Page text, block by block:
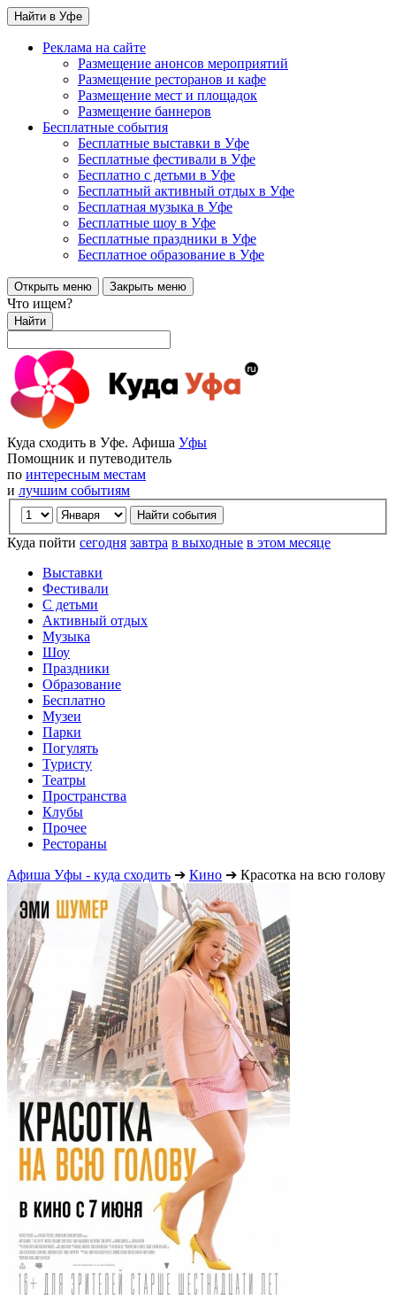
Найти в Уфе
Реклама на сайте
Размещение анонсов мероприятий
Размещение ресторанов и кафе
Размещение мест и площадок
Размещение баннеров
Бесплатные события
Бесплатные выставки в Уфе
Бесплатные фестивали в Уфе
Бесплатно с детьми в Уфе
Бесплатный активный отдых в Уфе
Бесплатная музыка в Уфе
Бесплатные шоу в Уфе
Бесплатные праздники в Уфе
Бесплатное образование в Уфе
Открыть меню Закрыть меню
Что ищем?
Найти
Куда сходить в Уфе. Афиша Уфы
Помощник и путеводитель
по интересным местам
и лучшим событиям
Куда пойти сегодня завтра в выходные в этом месяце
Выставки
Фестивали
С детьми
Активный отдых
Музыка
Шоу
Праздники
Образование
Бесплатно
Музеи
Парки
Погулять
Туристу
Театры
Пространства
Клубы
Прочее
Рестораны
Афиша Уфы - куда сходить ➔ Кино ➔ Красотка на всю голову